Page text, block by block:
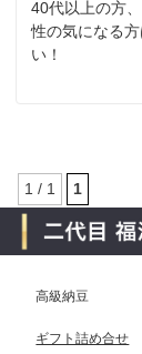
40代以上の方
性の気になる
い！
1 / 1 1
高級納豆
ギフト詰め合せ